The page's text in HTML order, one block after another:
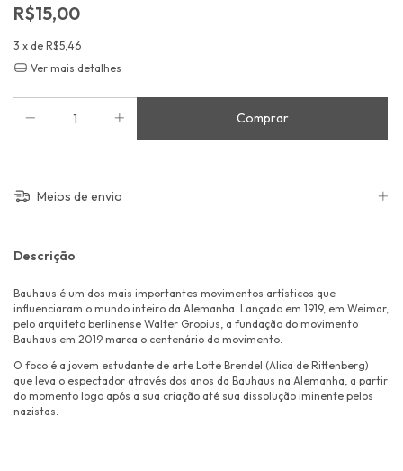
R$15,00
3 x de R$5,46
Ver mais detalhes
Meios de envio
Descrição
Bauhaus é um dos mais importantes movimentos artísticos que
influenciaram o mundo inteiro da Alemanha. Lançado em 1919, em Weimar,
pelo arquiteto berlinense Walter Gropius, a fundação do movimento
Bauhaus em 2019 marca o centenário do movimento.
O foco é a jovem estudante de arte Lotte Brendel (Alica de Rittenberg)
que leva o espectador através dos anos da Bauhaus na Alemanha, a partir
do momento logo após a sua criação até sua dissolução iminente pelos
nazistas.